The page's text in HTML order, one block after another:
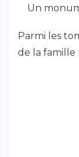
Un
Parmi les
de la famille